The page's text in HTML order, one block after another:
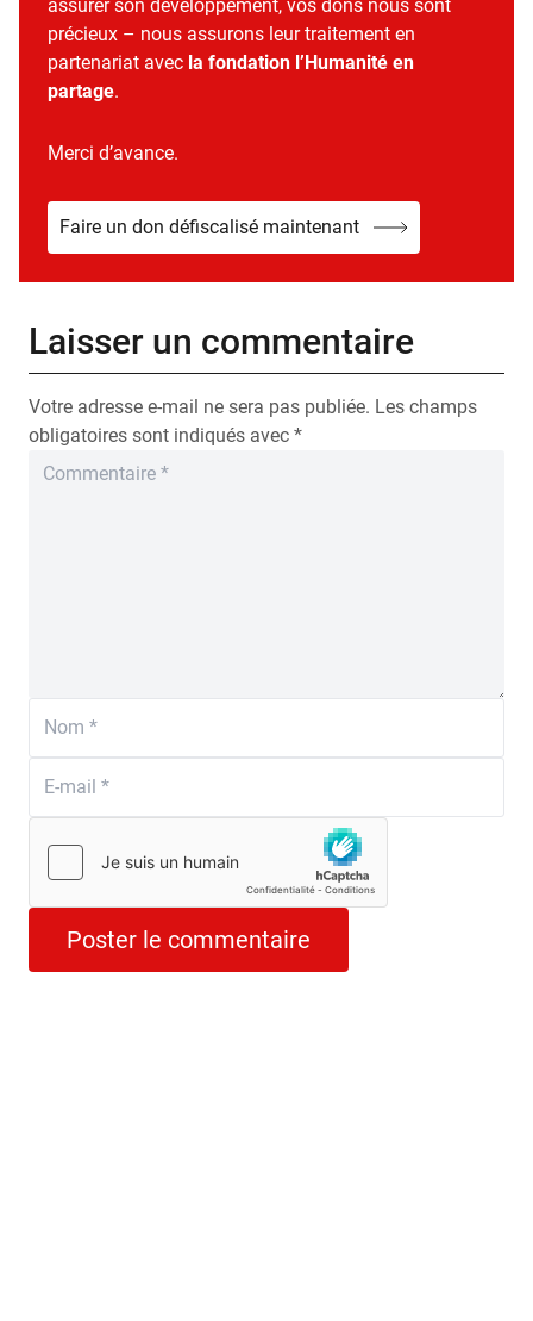
assurer son développement, vos dons nous sont
précieux – nous assurons leur traitement en
partenariat avec la fondation l’Humanité en
partage.
Merci d’avance.
Faire un don défiscalisé maintenant
Laisser un commentaire
Votre adresse e-mail ne sera pas publiée. Les champs
obligatoires sont indiqués avec *